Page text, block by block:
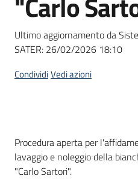
English
site
su
Ultimo aggiornamento da
SATER: 26/02/2026 18:10
CondividiVedi azioni
Dati del bando
Procedura aperta per
lavaggio e noleggio della
"Carlo Sartori".